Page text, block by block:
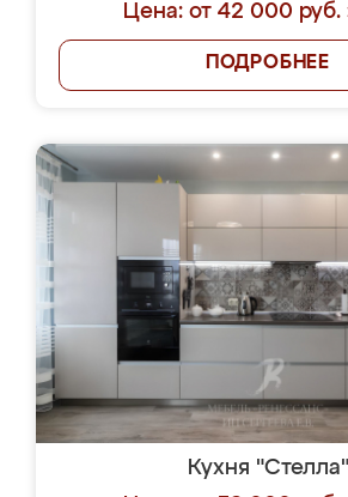
Цена: от 42 000 руб.
ПОДРОБНЕЕ
Кухня "Стелла"